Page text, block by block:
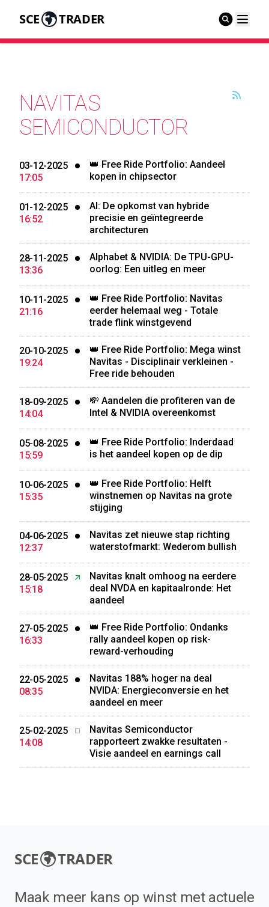
SCE TRADER
NAVITAS
SEMICONDUCTOR
03-12-2025
17:05
👑 Free Ride Portfolio: Aandeel
kopen in chipsector
01-12-2025
16:52
AI: De opkomst van hybride
precisie en geïntegreerde
architecturen
28-11-2025
13:36
Alphabet & NVIDIA: De TPU-GPU-
oorlog: Een uitleg en meer
10-11-2025
21:16
👑 Free Ride Portfolio: Navitas
eerder helemaal weg - Totale
trade flink winstgevend
20-10-2025
19:24
👑 Free Ride Portfolio: Mega winst
Navitas - Disciplinair verkleinen -
Free ride behouden
18-09-2025
14:04
💸 Aandelen die profiteren van de
Intel & NVIDIA overeenkomst
05-08-2025
15:59
👑 Free Ride Portfolio: Inderdaad
is het aandeel kopen op de dip
10-06-2025
15:35
👑 Free Ride Portfolio: Helft
winstnemen op Navitas na grote
stijging
04-06-2025
12:37
Navitas zet nieuwe stap richting
waterstofmarkt: Wederom bullish
28-05-2025
15:18
Navitas knalt omhoog na eerdere
deal NVDA en kapitaalronde: Het
aandeel
27-05-2025
16:33
👑 Free Ride Portfolio: Ondanks
rally aandeel kopen op risk-
reward-verhouding
22-05-2025
08:35
Navitas 188% hoger na deal
NVIDA: Energieconversie en het
aandeel en meer
25-02-2025
14:08
Navitas Semiconductor
rapporteert zwakke resultaten -
Visie aandeel en earnings call
SCE TRADER
Maak meer kans op winst met actuele